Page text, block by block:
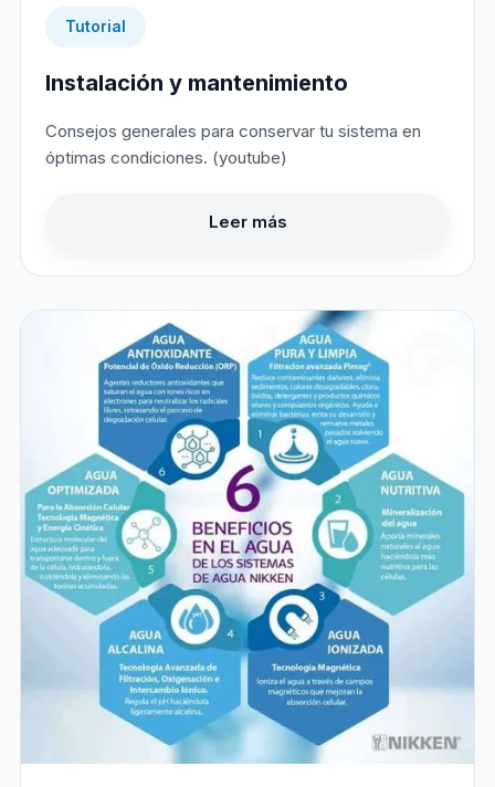
Tutorial
Instalación y mantenimiento
Consejos generales para conservar tu sistema en
óptimas condiciones. (youtube)
Leer más